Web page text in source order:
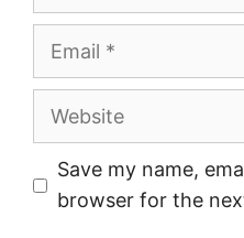
Website
Save my name,
browser for the